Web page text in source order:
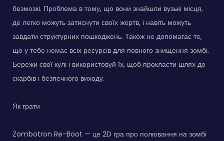
безмозкі. Проблема в тому, що вони знайшли вузькі місця,
де легко можуть затиснути своїх жертв, і навіть можуть
завдати структурних пошкоджень. Також не допомагає те,
що у тебе немає всіх ресурсів для повного знищення зомбі.
Бережи свої кулі і використовуй їх, щоб прокласти шлях до
скарбів і безпечного виходу.
Як грати
Zombotron Re-Boot — це 2D гра про полювання на зомбі